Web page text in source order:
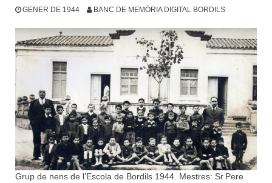
GENER DE 1944 BANC DE MEMÒRIA DIGITAL BORDILS
Grup de nens de l’Escola de Bordils 1944. Mestres: Sr.Pere